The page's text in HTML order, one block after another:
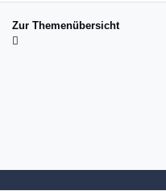
Zur Themenübersicht